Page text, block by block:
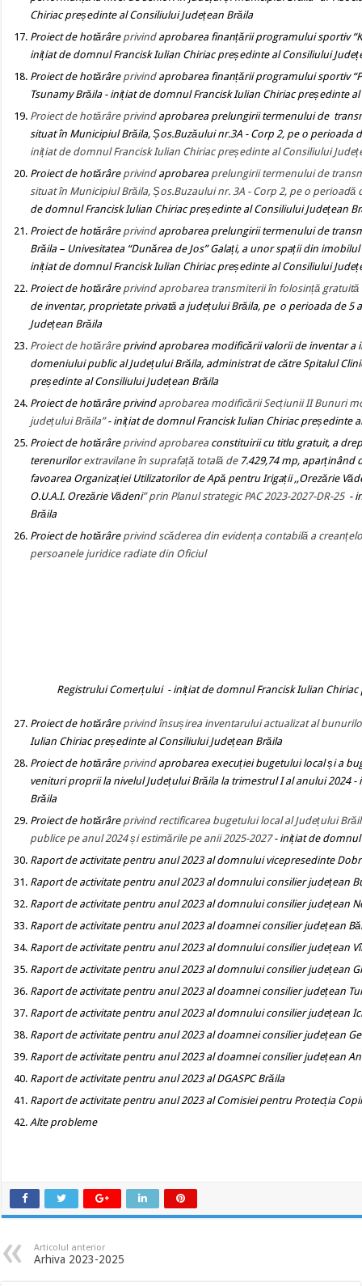
Chiriac președinte al Consiliului Județean Brăila
Proiect de hotărâre privind aprobarea finanțării programului sportiv
inițiat de domnul Francisk Iulian Chiriac președinte al Consiliului
Proiect de hotărâre privind aprobarea finanțării programului sportiv
Tsunamy Brăila - inițiat de domnul Francisk Iulian Chiriac președinte
Proiect de hotărâre privind aprobarea prelungirii termenului de
situat în Municipiul Brăila, Șos.Buzăului nr.3A - Corp 2, pe o perioada
inițiat de domnul Francisk Iulian Chiriac președinte al Consiliului
Proiect de hotărâre privind aprobarea prelungirii termenului de
situat în Municipiul Brăila, Șos.Buzaului nr. 3A - Corp 2, pe o
de domnul Francisk Iulian Chiriac președinte al Consiliului Județean
Proiect de hotărâre privind aprobarea prelungirii termenului de
Brăila – Univesitatea “Dunărea de Jos”Galați, a unor spații din
inițiat de domnul Francisk Iulian Chiriac președinte al Consiliului
Proiect de hotărâre privind aprobarea transmiterii în folosință
de inventar, proprietate privată a județului Brăila, pe o perioada de 5
Județean Brăila
Proiect de hotărâre privind aprobarea modificării valorii de inventar
domeniului public al Județului Brăila, administrat de către Spitalul
președinte al Consiliului Județean Brăila
Proiect de hotărâre privind aprobarea modificării Secțiunii II Bunuri
județului Brăila”- inițiat de domnul Francisk Iulian Chiriac președinte
Proiect de hotărâre privind aprobarea constituirii cu titlu gratuit, a
terenurilorextravilane în suprafață totală de 7.429,74 mp, aparținând
favoarea Organizației Utilizatorilor de Apă pentru Irigații,,Orezărie
O.U.A.I. Orezărie Vădeni” prin Planul strategic PAC 2023-2027-DR-25 -
Brăila
Proiect de hotărâre privind scăderea din evidența contabilă a
persoanele juridice radiate din Oficiul
Registrului Comerțului - inițiat de domnul Francisk Iulian
Proiect de hotărâre privind însușirea inventarului actualizat al
Iulian Chiriac președinte al Consiliului Județean Brăila
Proiect de hotărâre privind aprobarea execuției bugetului local și a
venituri proprii lanivelul Județului Brăila la trimestrul I al anului2024 -
Brăila
Proiect de hotărâre privind rectificarea bugetului local al Județului
publice pe anul 2024 și estimările pe anii 2025-2027- inițiat de domnul
Raport de activitate pentru anul 2023 al domnului vicepresedinte
Raport de activitate pentru anul 2023 al domnului consilier județean
Raport de activitate pentru anul 2023 al domnului consilier județean
Raport de activitate pentru anul 2023 al doamnei consilier județean
Raport de activitate pentru anul 2023 al domnului consilier județean
Raport de activitate pentru anul 2023 al domnului consilier județean
Raport de activitate pentru anul 2023 al doamnei consilier județean
Raport de activitate pentru anul 2023 al domnului consilier județean
Raport de activitate pentru anul 2023 al doamnei consilier județean
Raport de activitate pentru anul 2023 al doamnei consilier județean
Raport de activitate pentru anul 2023 al DGASPC Brăila
Raport de activitate pentru anul 2023 al Comisiei pentru Protecția
Alte probleme
Articolul anterior
Arhiva 2023-2025